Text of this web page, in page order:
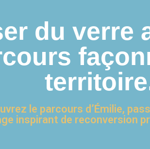
du verre
le parcours d’Émilie,
inspirant de reconversion